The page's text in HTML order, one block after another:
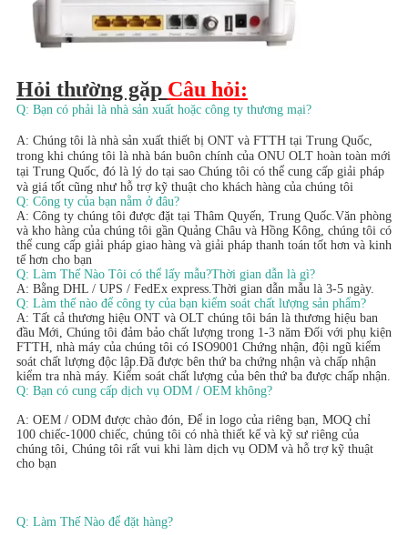
Hỏi thường gặp Câu hỏi:
Q: Bạn có phải là nhà sản xuất hoặc công ty thương mại?
A: Chúng tôi là nhà sản xuất thiết bị ONT và FTTH tại Trung Quốc,
trong khi chúng tôi là nhà bán buôn chính của ONU OLT hoàn toàn mới
tại Trung Quốc, đó là lý do tại sao Chúng tôi có thể cung cấp giải pháp
và giá tốt cũng như hỗ trợ kỹ thuật cho khách hàng của chúng tôi
Q: Công ty của bạn nằm ở đâu?
A: Công ty chúng tôi được đặt tại Thâm Quyến, Trung Quốc.Văn phòng
và kho hàng của chúng tôi gần Quảng Châu và Hồng Kông, chúng tôi có
thể cung cấp giải pháp giao hàng và giải pháp thanh toán tốt hơn và kinh
tế hơn cho bạn
Q: Làm Thế Nào Tôi có thể lấy mẫu?Thời gian dẫn là gì?
A: Bằng DHL / UPS / FedEx express.Thời gian dẫn mẫu là 3-5 ngày.
Q: Làm thế nào để công ty của bạn kiểm soát chất lượng sản phẩm?
A: Tất cả thương hiệu ONT và OLT chúng tôi bán là thương hiệu ban
đầu Mới, Chúng tôi đảm bảo chất lượng trong 1-3 năm Đối với phụ kiện
FTTH, nhà máy của chúng tôi có ISO9001 Chứng nhận, đội ngũ kiểm
soát chất lượng độc lập.Đã được bên thứ ba chứng nhận và chấp nhận
kiểm tra nhà máy. Kiểm soát chất lượng của bên thứ ba được chấp nhận.
Q: Bạn có cung cấp dịch vụ ODM / OEM không?
A: OEM / ODM được chào đón, Để in logo của riêng bạn, MOQ chỉ
100 chiếc-1000 chiếc, chúng tôi có nhà thiết kế và kỹ sư riêng của
chúng tôi, Chúng tôi rất vui khi làm dịch vụ ODM và hỗ trợ kỹ thuật
cho bạn
Q: Làm Thế Nào để đặt hàng?